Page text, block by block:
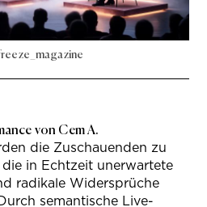
von Cem A.
die Zuschauenden zu
in Echtzeit unerwartete
radikale Widersprüche
semantische Live-